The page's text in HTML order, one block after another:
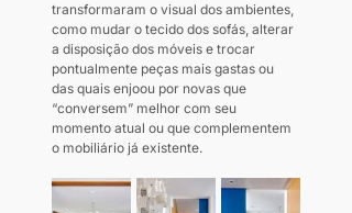
transformaram o visual dos ambientes,
como mudar o tecido dos sofás, alterar
a disposição dos móveis e trocar
pontualmente peças mais gastas ou
das quais enjoou por novas que
“conversem” melhor com seu
momento atual ou que complementem
o mobiliário já existente.